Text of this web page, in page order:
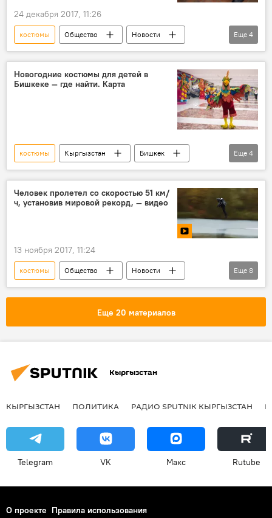
24 декабря 2017, 11:26
костюмы Общество
Новости
Кыргызстан
Культура
собака
Еще 4
Новогодние костюмы для детей в
Бишкеке — где найти. Карта
костюмы Кыргызстан
Бишкек
дети
аренда
список
Еще 4
Человек пролетел со скоростью 51 км/
ч, установив мировой рекорд, — видео
13 ноября 2017, 11:24
костюмы Общество
Новости
видео
В мире
Мультимедиа
изобретение
рекорд человек
Еще 8
Еще 20 материалов
Кыргызстан
КЫРГЫЗСТАН ПОЛИТИКА РАДИО SPUTNIK КЫРГЫЗСТАН
Telegram VK Макс Rutube
О проекте Правила использования